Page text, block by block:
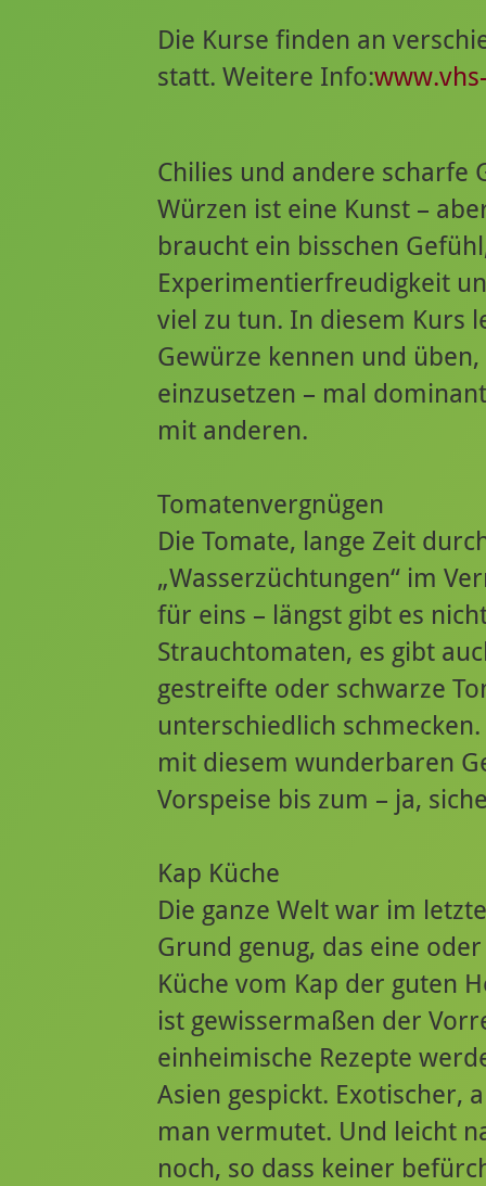
Die Kurse finden an
statt. Weitere Info:
Chilies und andere scharfe
Würzen ist eine Kunst –
braucht ein bisschen
Experimentierfreudigkeit
viel zu tun. In diesem Kurs
Gewürze kennen und
einzusetzen – mal
mit anderen.
Tomatenvergnügen
Die Tomate, lange Zeit
„Wasserzüchtungen“ im
für eins – längst gibt es
Strauchtomaten, es gibt
gestreifte oder schwarze
unterschiedlich
mit diesem wunderbaren
Vorspeise bis zum – ja,
Kap Küche
Die ganze Welt war im
Grund genug, das eine
Küche vom Kap der guten
ist gewissermaßen der
einheimische Rezepte
Asien gespickt. Exotischer,
man vermutet. Und leicht
noch, so dass keiner